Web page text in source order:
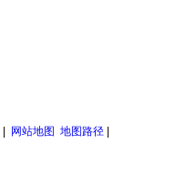
网站地图 地图路径